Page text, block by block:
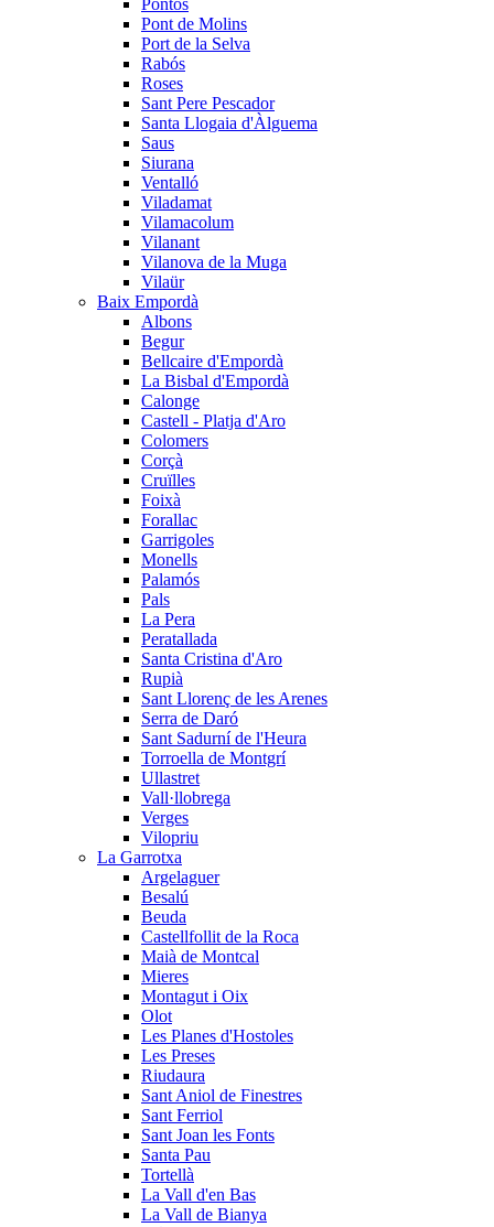
Pontós
Pont de Molins
Port de la Selva
Rabós
Roses
Sant Pere Pescador
Santa Llogaia d'Àlguema
Saus
Siurana
Ventalló
Viladamat
Vilamacolum
Vilanant
Vilanova de la Muga
Vilaür
Baix Empordà
Albons
Begur
Bellcaire d'Empordà
La Bisbal d'Empordà
Calonge
Castell - Platja d'Aro
Colomers
Corçà
Cruïlles
Foixà
Forallac
Garrigoles
Monells
Palamós
Pals
La Pera
Peratallada
Santa Cristina d'Aro
Rupià
Sant Llorenç de les Arenes
Serra de Daró
Sant Sadurní de l'Heura
Torroella de Montgrí
Ullastret
Vall·llobrega
Verges
Vilopriu
La Garrotxa
Argelaguer
Besalú
Beuda
Castellfollit de la Roca
Maià de Montcal
Mieres
Montagut i Oix
Olot
Les Planes d'Hostoles
Les Preses
Riudaura
Sant Aniol de Finestres
Sant Ferriol
Sant Joan les Fonts
Santa Pau
Tortellà
La Vall d'en Bas
La Vall de Bianya